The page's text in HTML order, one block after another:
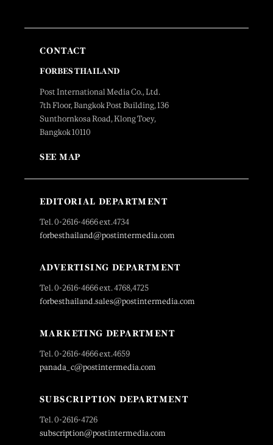
CONTACT
FORBES THAILAND
Post International Media Co., Ltd.
7th Floor, Bangkok Post Building, 136
Sunthornkosa Road, Klong Toey,
Bangkok 10110
SEE MAP
EDITORIAL DEPARTMENT
Tel. 0-2616-4666 ext.4734
forbesthailand@postintermedia.com
ADVERTISING DEPARTMENT
Tel. 0-2616-4666 ext. 4768,4725
forbesthailand.sales@postintermedia.com
MARKETING DEPARTMENT
Tel. 0-2616-4666 ext.4659
panada_c@postintermedia.com
SUBSCRIPTION DEPARTMENT
Tel. 0-2616-4726
subscription@postintermedia.com